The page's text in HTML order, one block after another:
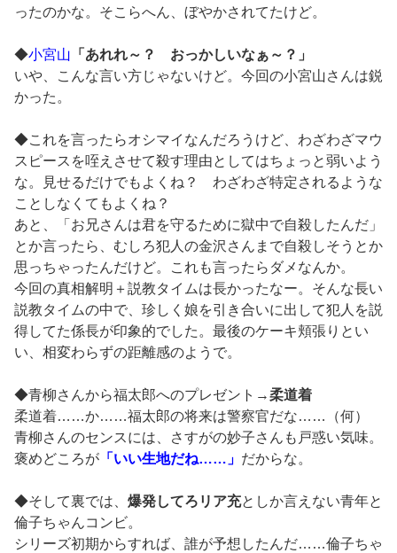
ったのかな。そこらへん、ぼやかされてたけど。
◆小宮山 「あれれ～？ おっかしいなぁ～？」
いや、こんな言い方じゃないけど。今回の小宮山さんは鋭
かった。
◆これを言ったらオシマイなんだろうけど、わざわざマウ
スピースを咥えさせて殺す理由としてはちょっと弱いよう
な。見せるだけでもよくね？ わざわざ特定されるような
ことしなくてもよくね？
あと、「お兄さんは君を守るために獄中で自殺したんだ」
とか言ったら、むしろ犯人の金沢さんまで自殺しそうとか
思っちゃったんだけど。これも言ったらダメなんか。
今回の真相解明＋説教タイムは長かったなー。そんな長い
説教タイムの中で、珍しく娘を引き合いに出して犯人を説
得してた係長が印象的でした。最後のケーキ頬張りとい
い、相変わらずの距離感のようで。
◆青柳さんから福太郎へのプレゼント→柔道着
柔道着……か……福太郎の将来は警察官だな……（何）
青柳さんのセンスには、さすがの妙子さんも戸惑い気味。
褒めどころが 「いい生地だね……」 だからな。
◆そして裏では、 爆発してろリア充としか言えない青年と
倫子ちゃんコンビ。
シリーズ初期からすれば、誰が予想したんだ……倫子ちゃ